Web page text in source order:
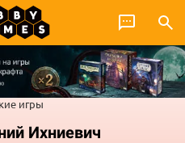
игры
Ихниевич